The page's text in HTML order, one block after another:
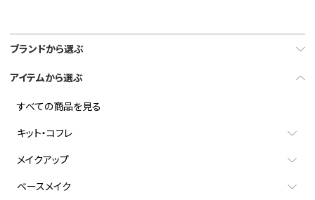
ブランドから選ぶ
アイテムから選ぶ
すべての商品を見る
キット・コフレ
メイクアップ
ベースメイク